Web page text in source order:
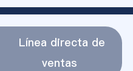
Línea directa de
ventas